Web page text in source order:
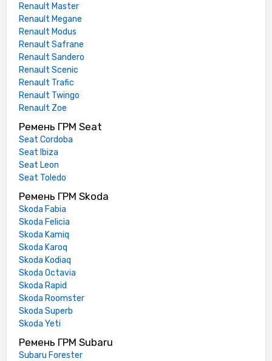
Renault Master
Renault Megane
Renault Modus
Renault Safrane
Renault Sandero
Renault Scenic
Renault Trafic
Renault Twingo
Renault Zoe
Ремень ГРМ Seat
Seat Cordoba
Seat Ibiza
Seat Leon
Seat Toledo
Ремень ГРМ Skoda
Skoda Fabia
Skoda Felicia
Skoda Kamiq
Skoda Karoq
Skoda Kodiaq
Skoda Octavia
Skoda Rapid
Skoda Roomster
Skoda Superb
Skoda Yeti
Ремень ГРМ Subaru
Subaru Forester